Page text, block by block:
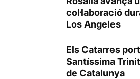
col·laboració
Los Angeles
Els Catarres
Santíssima
de Catalunya